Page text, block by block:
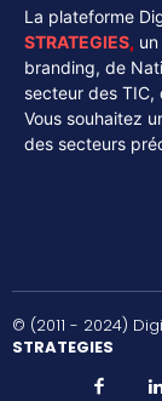
La plateforme
STRATEGIES,
branding, de
secteur des TIC,
Vous souhaitez
des secteurs
© (2011 - 2024)
STRATEGIES